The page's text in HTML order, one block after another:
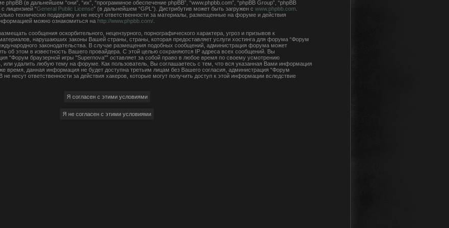
(в дальнейшем “они”, “их”, “программное обеспечение phpBB”, “www.phpbb.com”, “phpBB Group”, “phpBB
лицензией “General Public License” (в дальнейшем “GPL”). Дистрибутив может быть загружен с www.phpbb.com.
техническю поддержку и не несут ответственности за материалы, размещенные на форуме и действия
можно ознакомиться на http://www.phpbb.com/.
сообщения оскорбительного, нецензурного, порнографического характера, угроз и призывов к
нарушаюших законы Вашей страны, страны, которая предоставляет услуги хостинга для форума “Форум
законодательства. В случае размещения подобных сообщений, администрация форума может
об этом в известность Вашего провайдера. С этой целью сохраняются IP адреса всех сообщений. Вы
“Форум браузерной игры "Supernova"” оставляет за собой право в любое время по своему усмотрению
или удалить любую тему на форуме. Как пользователь, Вы соглашаетесь с тем, что вся указанная Вами информация
время, данная информация не будет доступна третьим лицам без Вашего согласия, администрация “Форум
не несут ответственности за действия хакеров, которые могут получить доступ к этой информации вследствие